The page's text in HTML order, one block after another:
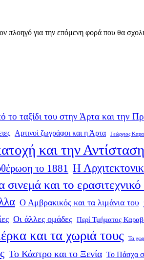
πλοηγό για την επόμενη φορά που θα
ταξίδι του στην Άρτα και την
Αρτινοί ζωγράφοι και η Άρτα Γεώργιος
και την Αντίσταση
το 1881 Η
και το
Ο Αμβρακικός και τα λιμάνια του
Οι άλλες ομάδες Περί Τμήματος
και τα χωριά τους Τα
Το Κάστρο και το Ξενία Το Πάσχα